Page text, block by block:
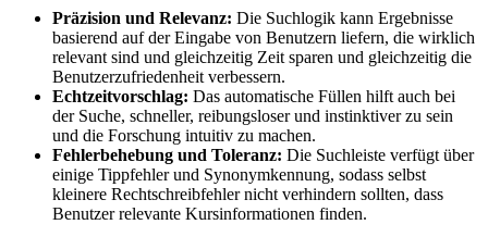
Präzision und Relevanz: Die Suchlogik kann Ergebnisse
basierend auf der Eingabe von Benutzern liefern, die wirklich
relevant sind und gleichzeitig Zeit sparen und gleichzeitig die
Benutzerzufriedenheit verbessern.
Echtzeitvorschlag: Das automatische Füllen hilft auch bei
der Suche, schneller, reibungsloser und instinktiver zu sein
und die Forschung intuitiv zu machen.
Fehlerbehebung und Toleranz: Die Suchleiste verfügt über
einige Tippfehler und Synonymkennung, sodass selbst
kleinere Rechtschreibfehler nicht verhindern sollten, dass
Benutzer relevante Kursinformationen finden.